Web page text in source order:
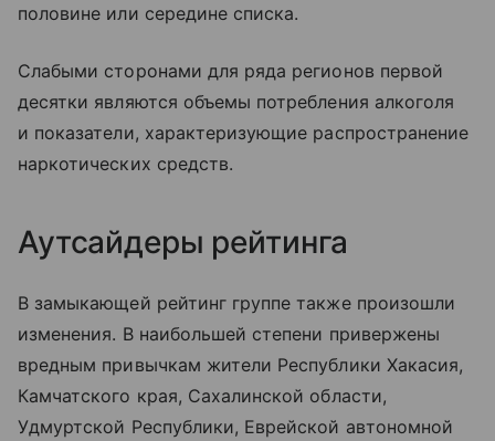
половине или середине списка.
Слабыми сторонами для ряда регионов первой
десятки являются объемы потребления алкоголя
и показатели, характеризующие распространение
наркотических средств.
Аутсайдеры рейтинга
В замыкающей рейтинг группе также произошли
изменения. В наибольшей степени привержены
вредным привычкам жители Республики Хакасия,
Камчатского края, Сахалинской области,
Удмуртской Республики, Еврейской автономной